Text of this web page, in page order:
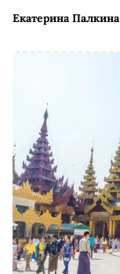
Екатерина Палкина